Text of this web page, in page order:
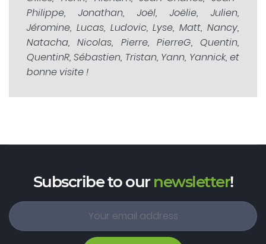
Philippe, Jonathan, Joël, Joëlie, Julien,
Jéromine, Lucas, Ludovic, Lyse, Matt, Nancy,
Natacha, Nicolas, Pierre, PierreG, Quentin,
QuentinR, Sébastien, Tristan, Yann, Yannick, et
bonne visite !
Subscribe to ournewsletter!